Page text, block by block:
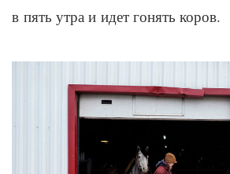
в пять утра и идет гонять коров.